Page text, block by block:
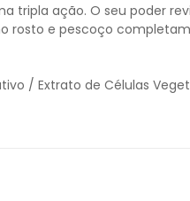
tripla ação. O seu poder
rosto e pescoço
/ Extrato de Células